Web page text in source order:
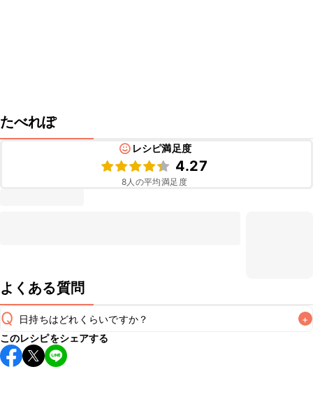
たべれぽ
レシピ満足度
4.27
8人の平均満足度
よくある質問
Q 日持ちはどれくらいですか？ +
保存期間は冷蔵で当日中が目安です。なるべくお早めにお召
し上がりください。
このレシピをシェアする